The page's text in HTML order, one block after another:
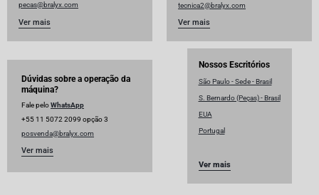
pecas@bralyx.com
Ver mais
tecnica2@bralyx.com
Ver mais
Dúvidas sobre a operação da
máquina?
Fale peloWhatsApp
+55 11 5072 2099 opção 3
posvenda@bralyx.com
Ver mais
Nossos Escritórios
São Paulo - Sede - Brasil
S. Bernardo (Peças) - Brasil
EUA
Portugal
Ver mais